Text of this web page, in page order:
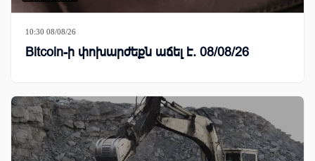
10:30 08/08/26
Bitcoin-ի փոխարժեքն աճել է. 08/08/26